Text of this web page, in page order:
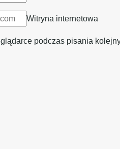
Witryna internetowa
podczas pisania